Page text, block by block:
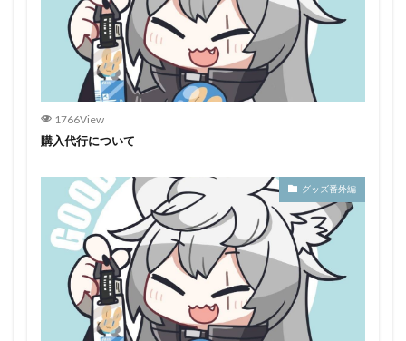
1766View
購入代行について
グッズ番外編